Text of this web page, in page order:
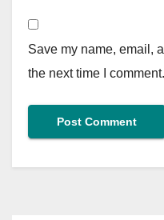
Save my name, email,
the next time I comment.